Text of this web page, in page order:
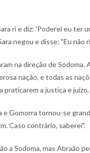
ri e diz: 'Poderei eu ter
negou e disse: "Eu não
na direção de
nação, e todas as
a justiça e
e Gomorra tornou-se
Caso contrário, saberei".
a Sodoma, mas Abraão